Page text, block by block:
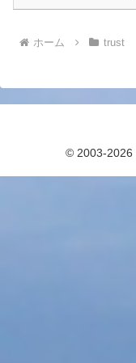
ホーム trust
© 2003-2026